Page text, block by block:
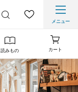
メニュー
読みもの カート